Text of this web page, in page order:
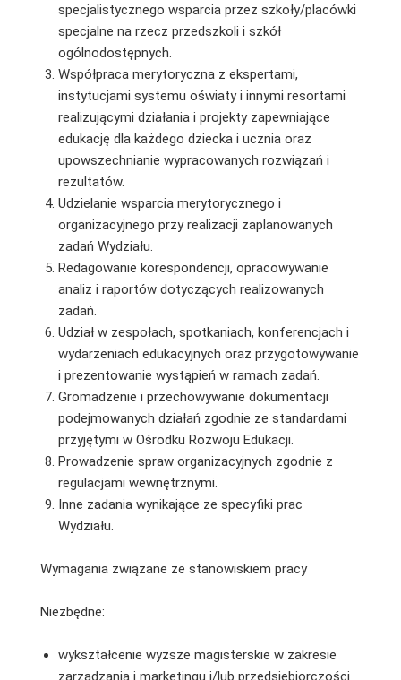
specjalistycznego wsparcia przez szkoły/placówki
specjalne na rzecz przedszkoli i szkół
ogólnodostępnych.
Współpraca merytoryczna z ekspertami,
instytucjami systemu oświaty i innymi resortami
realizującymi działania i projekty zapewniające
edukację dla każdego dziecka i ucznia oraz
upowszechnianie wypracowanych rozwiązań i
rezultatów.
Udzielanie wsparcia merytorycznego i
organizacyjnego przy realizacji zaplanowanych
zadań Wydziału.
Redagowanie korespondencji, opracowywanie
analiz i raportów dotyczących realizowanych
zadań.
Udział w zespołach, spotkaniach, konferencjach i
wydarzeniach edukacyjnych oraz przygotowywanie
i prezentowanie wystąpień w ramach zadań.
Gromadzenie i przechowywanie dokumentacji
podejmowanych działań zgodnie ze standardami
przyjętymi w Ośrodku Rozwoju Edukacji.
Prowadzenie spraw organizacyjnych zgodnie z
regulacjami wewnętrznymi.
Inne zadania wynikające ze specyﬁki prac
Wydziału.
Wymagania związane ze stanowiskiem pracy
Niezbędne:
wykształcenie wyższe magisterskie w zakresie
zarządzania i marketingu i/lub przedsiębiorczości